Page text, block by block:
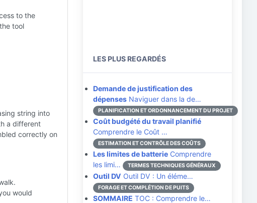
to the
tool
string into
a different
correctly on
would
LES PLUS REGARDÉS
Demande de justification des
dépenses Naviguer dans la de…
PLANIFICATION ET ORDONNANCEMENT DU PROJET
Coût budgété du travail planifié
Comprendre le Coût …
ESTIMATION ET CONTRÔLE DES COÛTS
Les limites de batterie Comprendre
les limi…
TERMES TECHNIQUES GÉNÉRAUX
Outil DV Outil DV : Un éléme…
FORAGE ET COMPLÉTION DE PUITS
SOMMAIRE TOC : Comprendre le…